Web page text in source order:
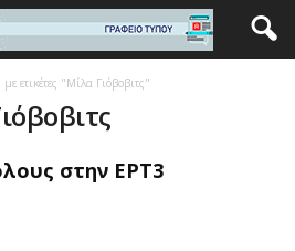
ετικέτες "Μίλα Γιόβοβιτς"
στην ΕΡΤ3